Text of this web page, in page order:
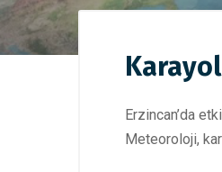
Erzincan’da
Meteoroloji,